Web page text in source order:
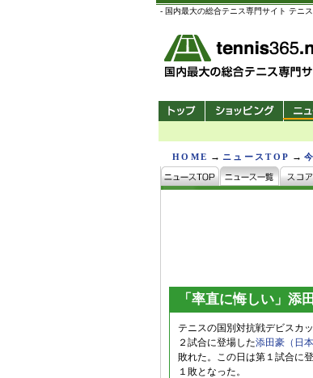
- 国内最大の総合テニス専門サイト テニ
HOME → ニュースTOP →
「率直に悔しい」添
テニスの国別対抗戦デビスカ
２試合に登場した添田豪（日本
敗れた。この日は第１試合に
１敗となった。